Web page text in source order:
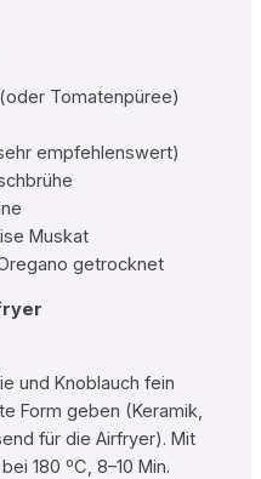
Tomatenpüree)
empfehlenswert)
Muskat
getrocknet
und Knoblauch fein
Form geben (Keramik,
für die Airfryer). Mit
180 ºC, 8–10 Min.